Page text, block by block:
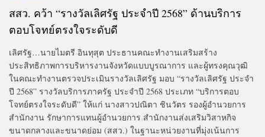
สสว. คว้า “รางวัลเลิศรัฐ ประจำปี 2568” ด้านบริการ
ตอบโจทย์ตรงใจระดับดี
เลิศรัฐ…นายไมตรี อินทุสุต ประธานคณะทำงานเสริมสร้าง
ประสิทธิภาพการบริหารงานจังหวัดแบบบูรณาการ และผู้ทรงคุณวุฒิ
ในคณะทำงานตรวจประเมินรางวัลเลิศรัฐ มอบ “รางวัลเลิศรัฐ ประจำ
ปี 2568” รางวัลบริการภาครัฐ ประจำปี 2568 ประเภท “บริการตอบ
โจทย์ตรงใจระดับดี” ให้แก่ นางสาวปณิตา ชินวัตร รองผู้อำนวยการ
สำนักงาน รักษาการแทนผู้อำนวยการ สำนักงานส่งเสริมวิสาหกิจ
ขนาดกลางและขนาดย่อม (สสว.) ในฐานะหน่วยงานที่มุ่งเน้นการ